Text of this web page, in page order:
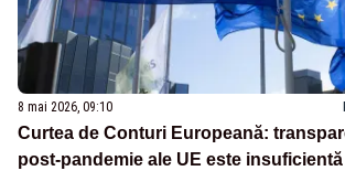
8 mai 2026, 09:10
Curtea de Conturi Europeană:
post-pandemie ale UE este insuficientă